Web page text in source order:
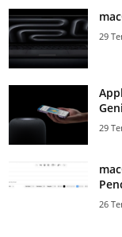
29
29
26